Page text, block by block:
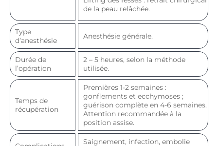
de la peau relâchée.
Type
d’anesthésie
Anesthésie générale.
Durée de
l’opération
2 – 5 heures, selon la méthode
utilisée.
Temps de
récupération
Premières 1-2 semaines :
gonflements et ecchymoses ;
guérison complète en 4-6 semaines.
Attention recommandée à la
position assise.
Saignement, infection, embolie